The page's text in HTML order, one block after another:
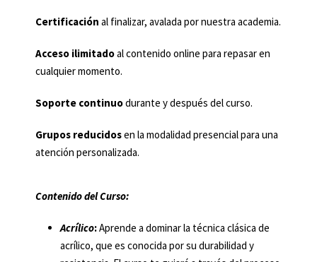
Certificación al finalizar, avalada por nuestra academia.
Acceso ilimitadoal contenido online para repasar en
cualquier momento.
Soporte continuodurante y después del curso.
Grupos reducidosen la modalidad presencial para una
atención personalizada.
Contenido del Curso:
Acrílico:Aprende a dominar la técnica clásica de
acrílico, que es conocida por su durabilidad y